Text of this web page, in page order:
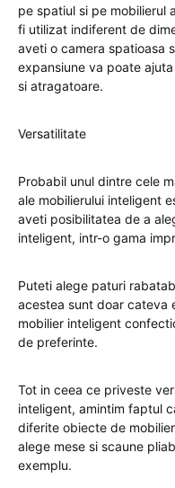
pe spatiul si pe mobilierul
fi utilizat indiferent de
aveti o camera spatioasa
expansiune va poate
si atragatoare.
Versatilitate
Probabil unul dintre cele
ale mobilierului inteligent
aveti posibilitatea de a
inteligent, intr-o gama
Puteti alege paturi
acestea sunt doar cateva
mobilier inteligent
de preferinte.
Tot in ceea ce priveste
inteligent, amintim faptul
diferite obiecte de
alege mese si scaune
exemplu.